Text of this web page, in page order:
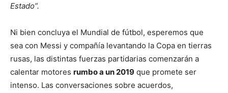
Estado”.
Ni bien concluya el Mundial de fútbol, esperemos que
sea con Messi y compañía levantando la Copa en tierras
rusas, las distintas fuerzas partidarias comenzarán a
calentar motores rumbo a un 2019 que promete ser
intenso. Las conversaciones sobre acuerdos,